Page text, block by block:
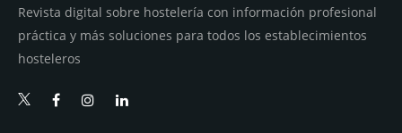
Revista digital sobre hostelería con información profesional
práctica y más soluciones para todos los establecimientos
hosteleros